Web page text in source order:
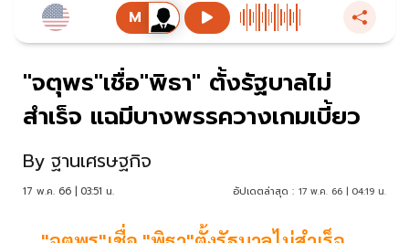
"จตุพร"เชื่อ"พิธา" ตั้งรัฐบาลไม่
สำเร็จ แฉมีบางพรรควางเกมเบี้ยว
By ฐานเศรษฐกิจ
17 พ.ค. 66 | 03:51 น. อัปเดตล่าสุด : 17 พ.ค. 66 | 04:19 น.